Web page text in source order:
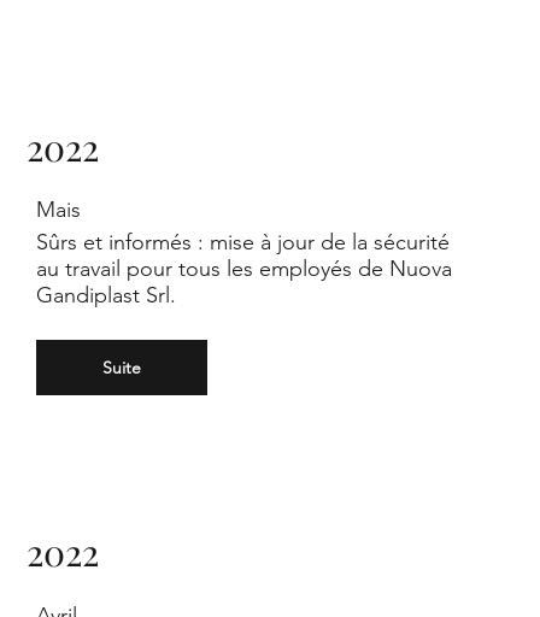
2022
Mais
Sûrs et informés : mise à jour de la sécurité
au travail pour tous les employés de Nuova
Gandiplast Srl.
Suite
2022